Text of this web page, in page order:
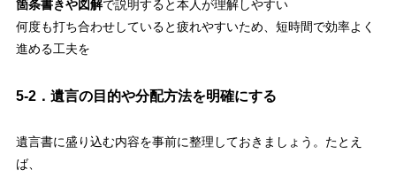
箇条書きや図解で説明すると本人が理解しやすい
何度も打ち合わせしていると疲れやすいため、短時間で効率よく
進める工夫を
5-2．遺言の目的や分配方法を明確にする
遺言書に盛り込む内容を事前に整理しておきましょう。たとえ
ば、